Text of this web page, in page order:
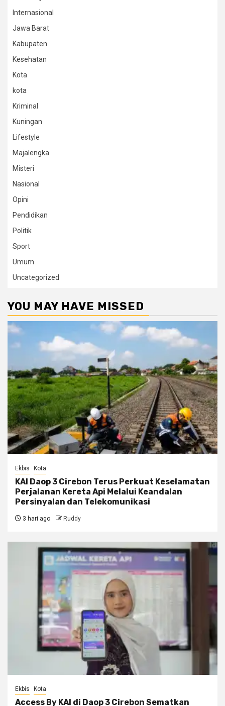
Internasional
Jawa Barat
Kabupaten
Kesehatan
Kota
kota
Kriminal
Kuningan
Lifestyle
Majalengka
Misteri
Nasional
Opini
Pendidikan
Politik
Sport
Umum
Uncategorized
YOU MAY HAVE MISSED
Ekbis Kota
KAI Daop 3 Cirebon Terus Perkuat Keselamatan
Perjalanan Kereta Api Melalui Keandalan
Persinyalan dan Telekomunikasi
3 hari ago Ruddy
Ekbis Kota
Access By KAI di Daop 3 Cirebon Sematkan